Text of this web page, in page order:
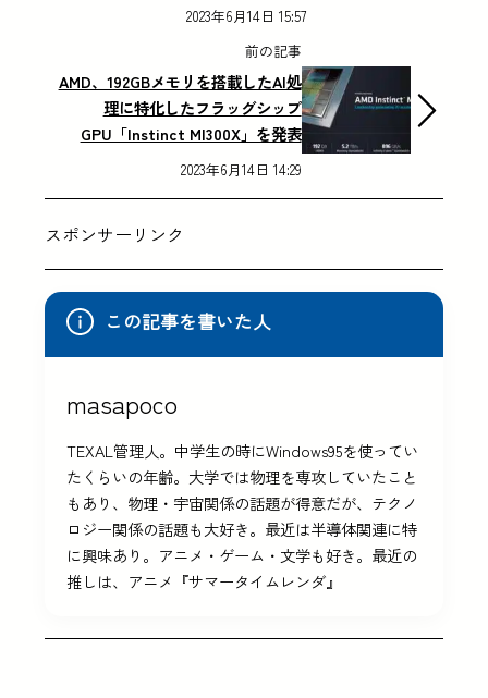
2023年6月14日 15:57
前の記事
AMD、192GBメモリを搭載したAI処
理に特化したフラッグシップ
GPU「Instinct MI300X」を発表
2023年6月14日 14:29
スポンサーリンク
この記事を書いた人
masapoco
TEXAL管理人。中学生の時にWindows95を使ってい
たくらいの年齢。大学では物理を専攻していたこと
もあり、物理・宇宙関係の話題が得意だが、テクノ
ロジー関係の話題も大好き。最近は半導体関連に特
に興味あり。アニメ・ゲーム・文学も好き。最近の
推しは、アニメ『サマータイムレンダ』